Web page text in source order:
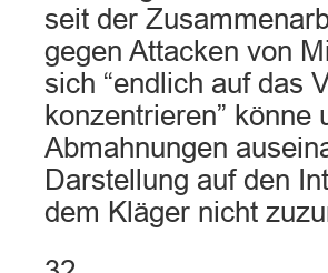
seit der
gegen Attacken von
sich “endlich auf das
konzentrieren” könne
Abmahnungen
Darstellung auf den
dem Kläger nicht